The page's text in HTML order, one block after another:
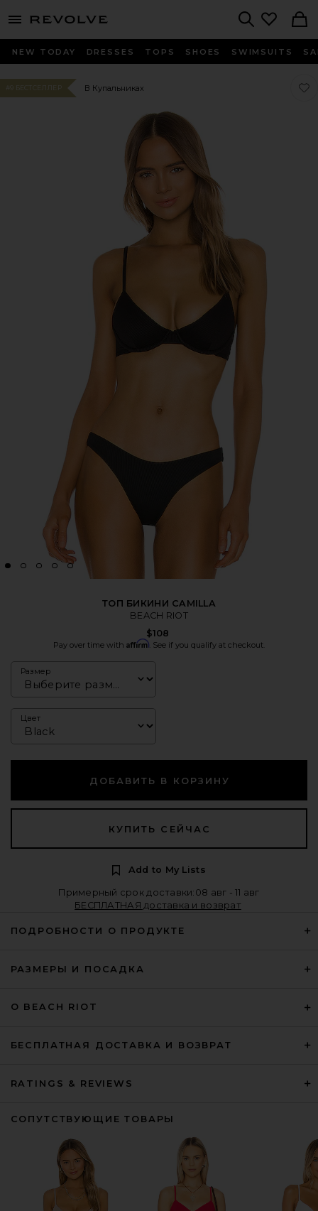
menu - shows more content
NEW TODAY DRESSES TOPS SHOES SWIMSUITS
#9 БЕСТСЕЛЛЕР В Купальниках
ТОП БИКИНИ CAMILLA
BEACH RIOT
$108
Pay over time with Affirm . See if you qualify at checkout.
Размер
Цвет
ДОБАВИТЬ В КОРЗИНУ
КУПИТЬ СЕЙЧАС
Add to My Lists
Примерный срок доставки:08 авг - 11 авг
БЕСПЛАТНАЯ доставка и возврат
ПОДРОБНОСТИ О ПРОДУКТЕ
РАЗМЕРЫ И ПОСАДКА
О BEACH RIOT
БЕСПЛАТНАЯ ДОСТАВКА И ВОЗВРАТ
RATINGS & REVIEWS
СОПУТСТВУЮЩИЕ ТОВАРЫ